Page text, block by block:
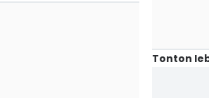
Tonton